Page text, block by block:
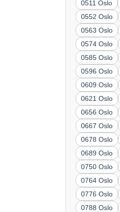
0511 Oslo
0552 Oslo
0563 Oslo
0574 Oslo
0585 Oslo
0596 Oslo
0609 Oslo
0621 Oslo
0656 Oslo
0667 Oslo
0678 Oslo
0689 Oslo
0750 Oslo
0764 Oslo
0776 Oslo
0788 Oslo